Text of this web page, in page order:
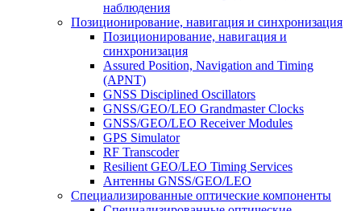
наблюдения
Позиционирование, навигация и синхронизация
Позиционирование, навигация и
синхронизация
Assured Position, Navigation and Timing
(APNT)
GNSS Disciplined Oscillators
GNSS/GEO/LEO Grandmaster Clocks
GNSS/GEO/LEO Receiver Modules
GPS Simulator
RF Transcoder
Resilient GEO/LEO Timing Services
Антенны GNSS/GEO/LEO
Специализированные оптические компоненты